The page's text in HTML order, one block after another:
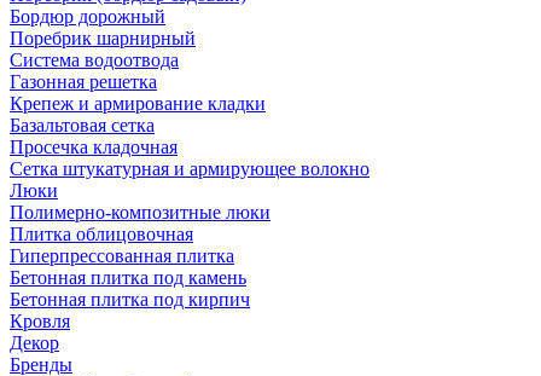
Бордюр дорожный
Поребрик шарнирный
Система водоотвода
Газонная решетка
Крепеж и армирование кладки
Базальтовая сетка
Просечка кладочная
Сетка штукатурная и армирующее волокно
Люки
Полимерно-композитные люки
Плитка облицовочная
Гиперпрессованная плитка
Бетонная плитка под камень
Бетонная плитка под кирпич
Кровля
Декор
Бренды